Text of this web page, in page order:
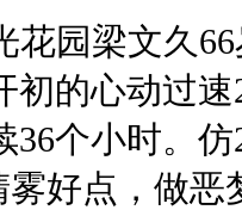
花园梁文久
初的心动过速
36个小时。
雾好点，做